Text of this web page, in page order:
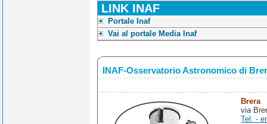
LINK INAF
Portale Inaf
Vai al portale Media Inaf
INAF-Osservatorio Astronomico di
Brera
via
Tel. -